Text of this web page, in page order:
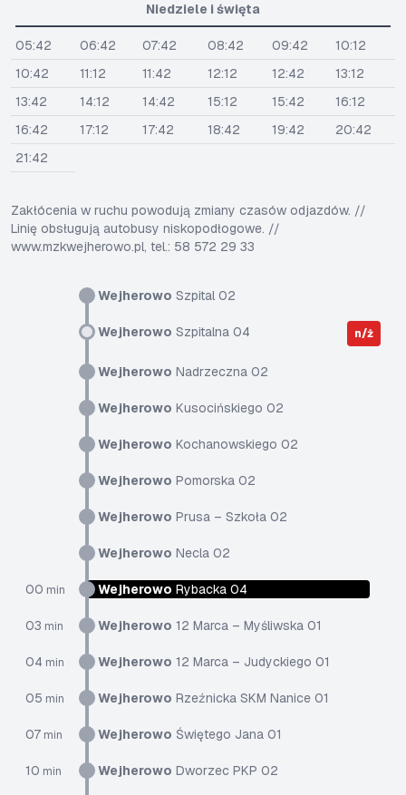
Wejherowo Szpital 02
Wejherowo Szpitalna 04 n/ż
Wejherowo Nadrzeczna 02
Wejherowo Kusocińskiego 02
Wejherowo Kochanowskiego 02
Wejherowo Pomorska 02
Wejherowo Prusa – Szkoła 02
Wejherowo Necla 02
00 min Wejherowo Rybacka 04
03 min Wejherowo 12 Marca – Myśliwska 01
04 min Wejherowo 12 Marca – Judyckiego 01
05 min Wejherowo Rzeźnicka SKM Nanice 01
07 min Wejherowo Świętego Jana 01
10 min Wejherowo Dworzec PKP 02
Niedziele i święta
05:42 06:42 07:42 08:42 09:42
10:12
10:42
11:12 11:42 12:12 12:42
13:12
13:42
14:12 14:42 15:12 15:42
16:12
16:42
17:12 17:42 18:42 19:42
20:42
21:42
Zakłócenia w ruchu powodują zmiany czasów odjazdów. //
Linię obsługują autobusy niskopodłogowe. //
www.mzkwejherowo.pl, tel.: 58 572 29 33